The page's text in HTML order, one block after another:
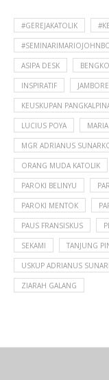
#GEREJAKATOLIK
ASIPA DESK
INSPIRATIF JAMBORE
KEUSKUPAN
LUCIUS POYA MARIA
MGR ADRIANUS
ORANG MUDA KATOLIK
PAROKI BELINYU
PAROKI MENTOK
PAUS FRANSISKUS
SEKAMI TANJUNG
USKUP ADRIANUS
ZIARAH GALANG